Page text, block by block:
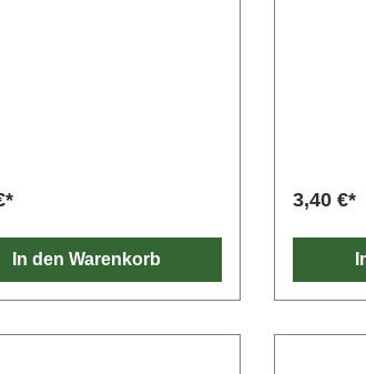
In den Warenkorb
3,40 €*